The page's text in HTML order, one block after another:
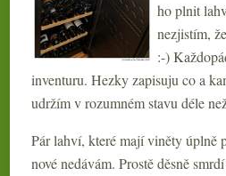
ho plnit
nezjistím,
:-)
inventuru. Hezky zapisuju co a
udržím v rozumném stavu déle
Pár lahví, které mají viněty úplně
nové nedávám. Prostě děsně